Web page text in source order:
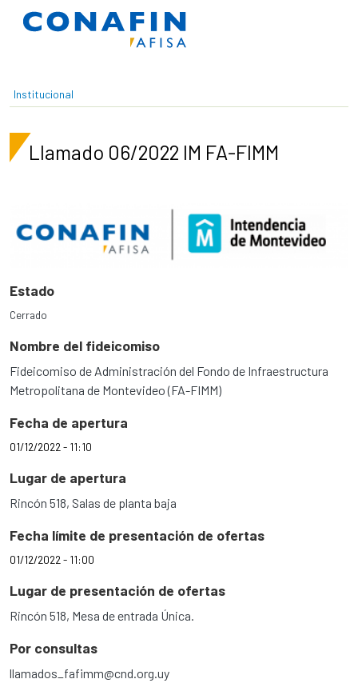
Pasar al contenido principal
Institucional
Llamado 06/2022 IM FA-FIMM
Estado
Cerrado
Nombre del fideicomiso
Fideicomiso de Administración del Fondo de Infraestructura
Metropolitana de Montevideo (FA-FIMM)
Fecha de apertura
01/12/2022 - 11:10
Lugar de apertura
Rincón 518, Salas de planta baja
Fecha límite de presentación de ofertas
01/12/2022 - 11:00
Lugar de presentación de ofertas
Rincón 518, Mesa de entrada Única.
Por consultas
llamados_fafimm@cnd.org.uy